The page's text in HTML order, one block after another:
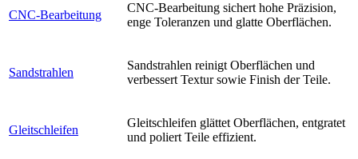
CNC-Bearbeitung
CNC-Bearbeitung sichert hohe Präzision,
enge Toleranzen und glatte Oberflächen.
Sandstrahlen
Sandstrahlen reinigt Oberflächen und
verbessert Textur sowie Finish der Teile.
Gleitschleifen
Gleitschleifen glättet Oberflächen, entgratet
und poliert Teile effizient.